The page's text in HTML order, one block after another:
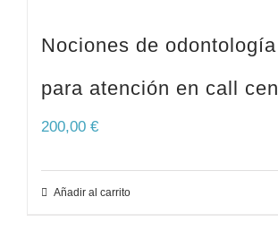
Nociones de odontología
para atención en call
200,00 €
Añadir al carrito